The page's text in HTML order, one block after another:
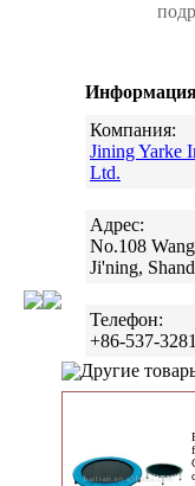
Информация
Компания:
Jining Yarke
Ltd.
Адрес:
No.108
Ji'ning,
Телефон:
+86-537-
Другие